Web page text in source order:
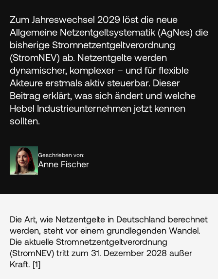
Zum Jahreswechsel 2029 löst die neue
Allgemeine Netzentgeltsystematik (AgNes) die
bisherige Stromnetzentgeltverordnung
(StromNEV) ab. Netzentgelte werden
dynamischer, komplexer – und für flexible
Akteure erstmals aktiv steuerbar. Dieser
Beitrag erklärt, was sich ändert und welche
Hebel Industrieunternehmen jetzt kennen
sollten.
Geschrieben von:
Anne Fischer
Die Art, wie Netzentgelte in Deutschland berechnet
werden, steht vor einem grundlegenden Wandel.
Die aktuelle Stromnetzentgeltverordnung
(StromNEV) tritt zum 31. Dezember 2028 außer
Kraft. [1]